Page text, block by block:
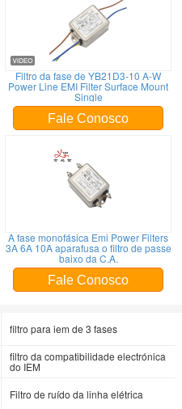
Filtro da fase de YB21D3-10 A-W
Power Line EMI Filter Surface Mount
Single
Fale Conosco
A fase monofásica Emi Power Filters
3A 6A 10A aparafusa o filtro de passe
baixo da C.A.
Fale Conosco
filtro para iem de 3 fases
filtro da compatibilidade electrónica
do IEM
Filtro de ruído da linha elétrica